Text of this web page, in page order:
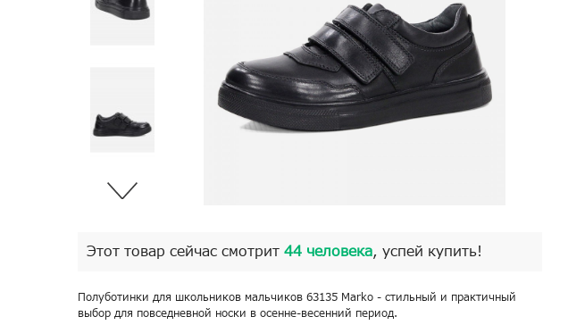
Этот товар сейчас смотрит 44 человека, успей купить!
Полуботинки для школьников мальчиков 63135 Marko - стильный и практичный
выбор для повседневной носки в осенне-весенний период.